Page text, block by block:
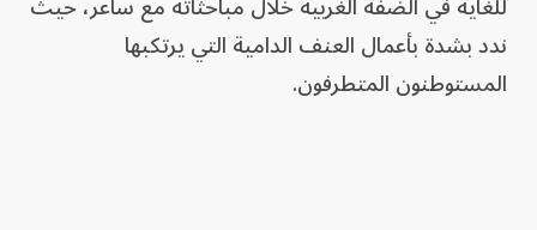
​ندد بشدة بأعمال العنف الدامية التي يرتكبها
المستوطنون ‌المتطرفون.